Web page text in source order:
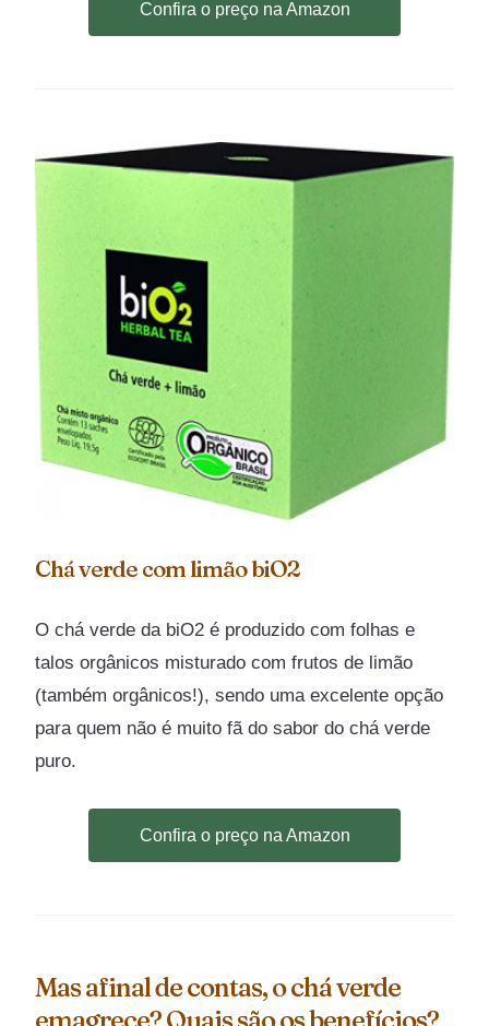
Confira o preço na Amazon
Chá verde com limão biO2
O chá verde da biO2 é produzido com folhas e
talos orgânicos misturado com frutos de limão
(também orgânicos!), sendo uma excelente opção
para quem não é muito fã do sabor do chá verde
puro.
Confira o preço na Amazon
Mas afinal de contas, o chá verde